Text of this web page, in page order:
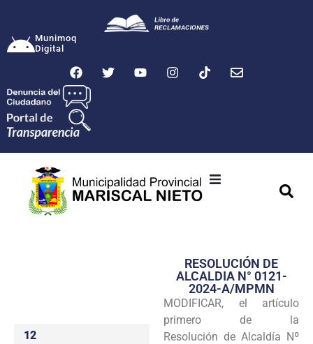
Munimoq
Digital
Transparencia
Seguridad
Programas
12
RESOLUCIÓN DE
ALCALDIA N° 0121-
2024-A/MPMN
MODIFICAR, el artículo
primero de la
Resolución de Alcaldía Nº